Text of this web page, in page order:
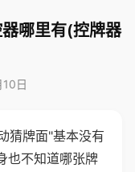
哪里有(控牌器
日
猜牌面"基本没有
也不知道哪张牌